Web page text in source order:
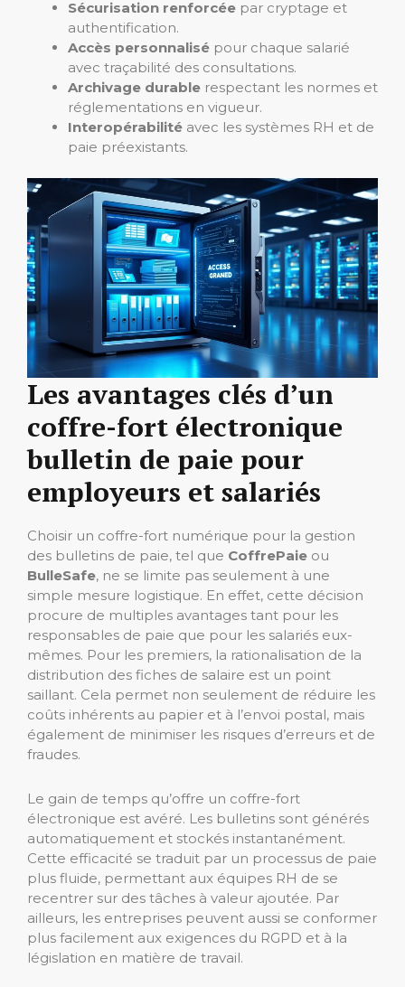
Sécurisation renforcée par cryptage et
authentification.
Accès personnalisé pour chaque salarié
avec traçabilité des consultations.
Archivage durable respectant les normes et
réglementations en vigueur.
Interopérabilité avec les systèmes RH et de
paie préexistants.
Les avantages clés d’un
coffre-fort électronique
bulletin de paie pour
employeurs et salariés
Choisir un coffre-fort numérique pour la gestion
des bulletins de paie, tel que CoffrePaie ou
BulleSafe, ne se limite pas seulement à une
simple mesure logistique. En effet, cette décision
procure de multiples avantages tant pour les
responsables de paie que pour les salariés eux-
mêmes. Pour les premiers, la rationalisation de la
distribution des fiches de salaire est un point
saillant. Cela permet non seulement de réduire les
coûts inhérents au papier et à l’envoi postal, mais
également de minimiser les risques d’erreurs et de
fraudes.
Le gain de temps qu’offre un coffre-fort
électronique est avéré. Les bulletins sont générés
automatiquement et stockés instantanément.
Cette efficacité se traduit par un processus de paie
plus fluide, permettant aux équipes RH de se
recentrer sur des tâches à valeur ajoutée. Par
ailleurs, les entreprises peuvent aussi se conformer
plus facilement aux exigences du RGPD et à la
législation en matière de travail.